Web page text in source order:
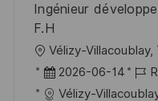
r
f
Ingénieur
F.H
O
r
t
Vélizy-
D
a
2026-06-14
J
o
Vélizy-